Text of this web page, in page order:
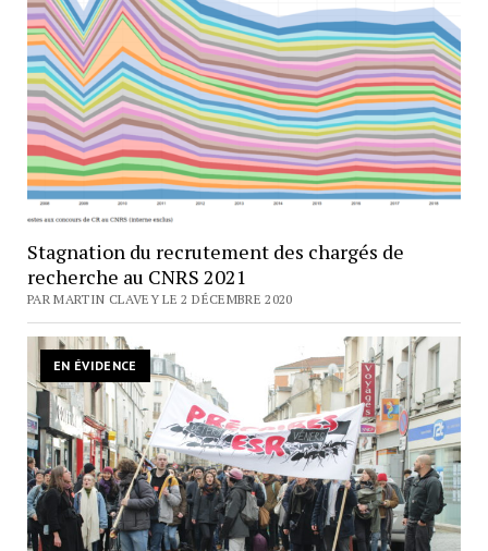
Stagnation du recrutement des chargés de
recherche au CNRS 2021
PAR MARTIN CLAVEY LE 2 DÉCEMBRE 2020
EN ÉVIDENCE